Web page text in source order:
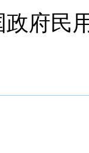
府民